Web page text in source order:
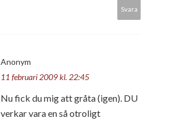
Svara
Anonym
11 februari 2009 kl. 22:45
Nu fick du mig att gråta (igen). DU
verkar vara en så otroligt